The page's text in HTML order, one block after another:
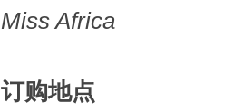
Miss Africa
订购地点